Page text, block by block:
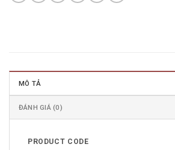
MÔ TẢ
ĐÁNH GIÁ (0)
PRODUCT CODE